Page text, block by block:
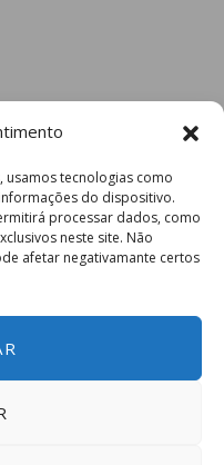
usamos tecnologias como
do dispositivo.
processar dados, como
neste site. Não
afetar negativamante certos